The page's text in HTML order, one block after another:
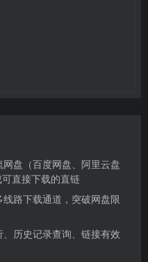
网盘（百度网盘、阿里云盘
直接下载的直链
线路下载通道，突破网盘限
、历史记录查询、链接有效